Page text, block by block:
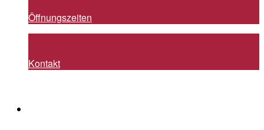
Öffnungszeiten
Kontakt